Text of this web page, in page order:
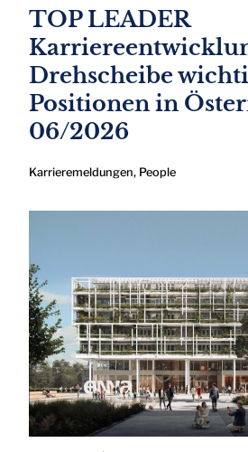
TOP LEADER
Drehscheibe
Positionen in
06/2026
Karrieremeldungen, People